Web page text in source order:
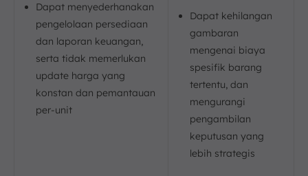
Dapat menyederhanakan
pengelolaan persediaan
dan laporan keuangan,
serta tidak memerlukan
update harga yang
konstan dan pemantauan
per-unit
Dapat kehilangan
gambaran
mengenai biaya
spesifik barang
tertentu, dan
mengurangi
pengambilan
keputusan yang
lebih strategis